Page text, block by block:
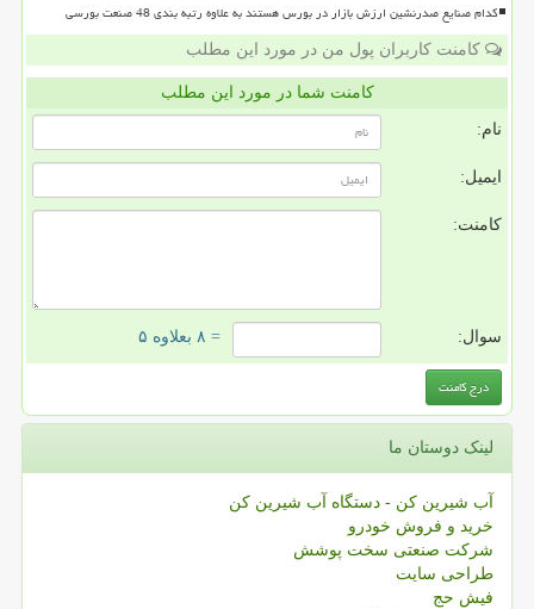
کدام صنایع صدرنشین ارزش بازار در بورس هستند به علاوه رتبه بندی 48 صنعت بورسی
کامنت کاربران پول من در مورد این مطلب
کامنت شما در مورد این مطلب
نام:
ایمیل:
کامنت:
سوال: = ۸ بعلاوه ۵
لینک دوستان ما
آب شیرین کن - دستگاه آب شیرین کن
خرید و فروش خودرو
شرکت صنعتی سخت پوشش
طراحی سایت
فیش حج